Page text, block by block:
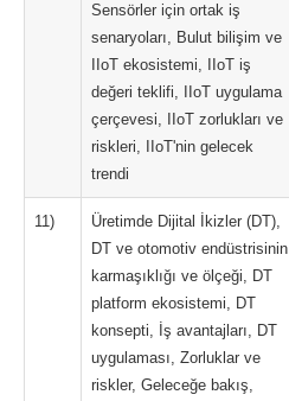
Sensörler için ortak iş
senaryoları, Bulut bilişim ve
IIoT ekosistemi, IIoT iş
değeri teklifi, IIoT uygulama
çerçevesi, IIoT zorlukları ve
riskleri, IIoT'nin gelecek
trendi
11)
Üretimde Dijital İkizler (DT),
DT ve otomotiv endüstrisinin
karmaşıklığı ve ölçeği, DT
platform ekosistemi, DT
konsepti, İş avantajları, DT
uygulaması, Zorluklar ve
riskler, Geleceğe bakış,